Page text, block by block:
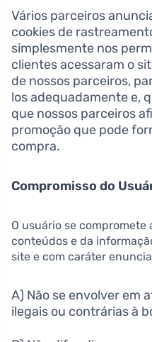
Vários parceiros
cookies de
simplesmente nos
clientes acessaram o
de nossos parceiros,
los adequadamente e,
que nossos parceiros
promoção que pode
compra.
Compromisso do
O usuário se
conteúdos e da
site e com caráter
A) Não se envolver em
ilegais ou contrárias à